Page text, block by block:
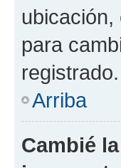
para
Arriba
Cambié